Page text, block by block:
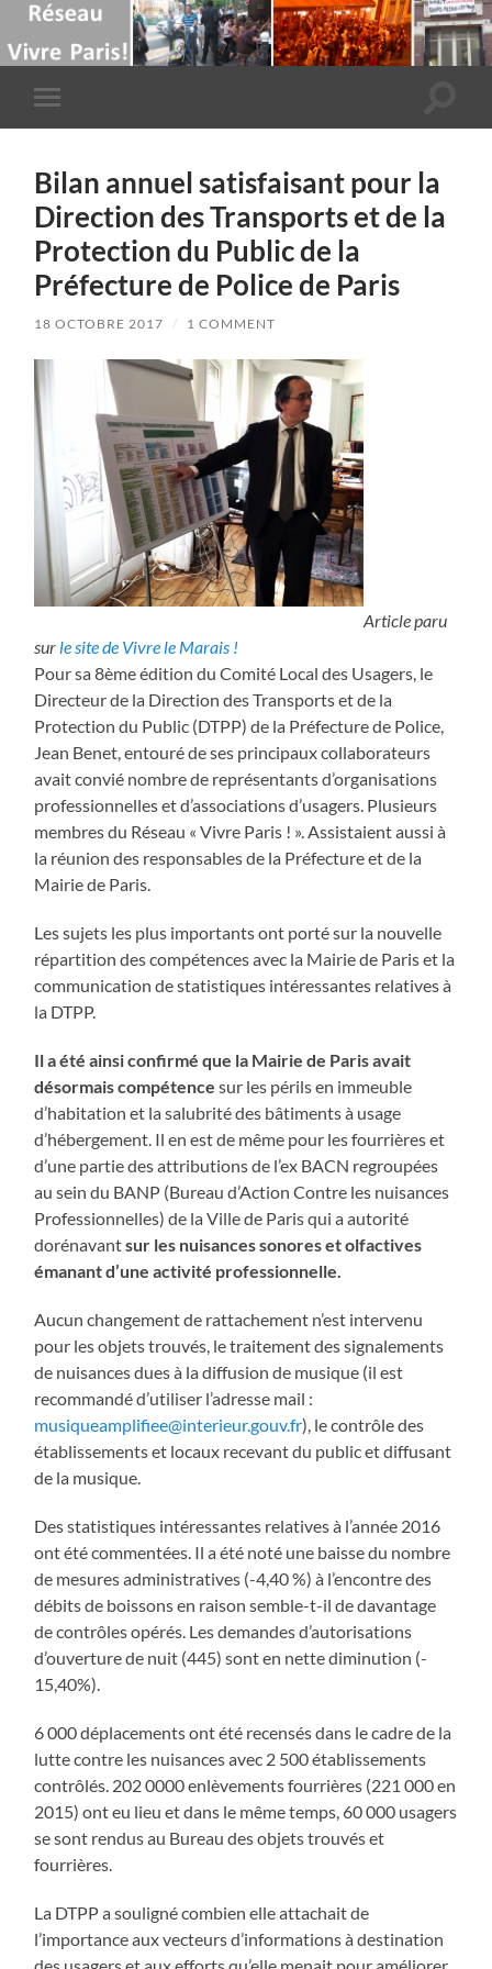
Toggle
mobile
Bilan annuel satisfaisant pour la
Direction des Transports et de la
Protection du Public de la
Préfecture de Police de Paris
18 OCTOBRE 2017 / 1 COMMENT
Article paru
sur le site de Vivre le Marais !
Pour sa 8ème édition du Comité Local des Usagers, le
Directeur de la Direction des Transports et de la
Protection du Public (DTPP) de la Préfecture de Police,
Jean Benet, entouré de ses principaux collaborateurs
avait convié nombre de représentants d’organisations
professionnelles et d’associations d’usagers. Plusieurs
membres du Réseau « Vivre Paris ! ». Assistaient aussi à
la réunion des responsables de la Préfecture et de la
Mairie de Paris.
Les sujets les plus importants ont porté sur la nouvelle
répartition des compétences avec la Mairie de Paris et la
communication de statistiques intéressantes relatives à
la DTPP.
Il a été ainsi confirmé que la Mairie de Paris avait
désormais compétence sur les périls en immeuble
d’habitation et la salubrité des bâtiments à usage
d’hébergement. Il en est de même pour les fourrières et
d’une partie des attributions de l’ex BACN regroupées
au sein du BANP (Bureau d’Action Contre les nuisances
Professionnelles) de la Ville de Paris qui a autorité
dorénavantsur les nuisances sonores et olfactives
émanant d’une activité professionnelle.
Aucun changement de rattachement n’est intervenu
pour les objets trouvés, le traitement des signalements
de nuisances dues à la diffusion de musique (il est
recommandé d’utiliser l’adresse mail :
musiqueamplifiee@interieur.gouv.fr), le contrôle des
établissements et locaux recevant du public et diffusant
de la musique.
Des statistiques intéressantes relatives à l’année 2016
ont été commentées. Il a été noté une baisse du nombre
de mesures administratives (-4,40 %) à l’encontre des
débits de boissons en raison semble-t-il de davantage
de contrôles opérés. Les demandes d’autorisations
d’ouverture de nuit (445) sont en nette diminution (-
15,40%).
6 000 déplacements ont été recensés dans le cadre de la
lutte contre les nuisances avec 2 500 établissements
contrôlés. 202 0000 enlèvements fourrières (221 000 en
2015) ont eu lieu et dans le même temps, 60 000 usagers
se sont rendus au Bureau des objets trouvés et
fourrières.
La DTPP a souligné combien elle attachait de
l’importance aux vecteurs d’informations à destination